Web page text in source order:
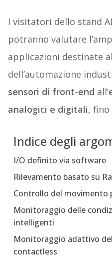
I visitatori dello stand
potranno valutare
applicazioni destinate
dell’automazione
sensori di front-end all’
analogici e digitali, fino
Indice degli
I/O definito via software
Rilevamento basato su
Controllo del movimento
Monitoraggio delle
intelligenti
Monitoraggio adattivo
contactless